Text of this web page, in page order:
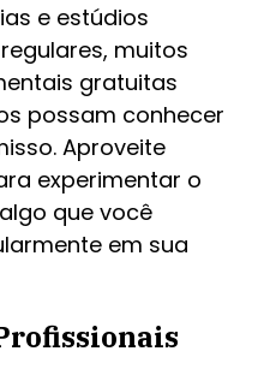
e estúdios
muitos
gratuitas
possam conhecer
Aproveite
experimentar o
que você
em sua